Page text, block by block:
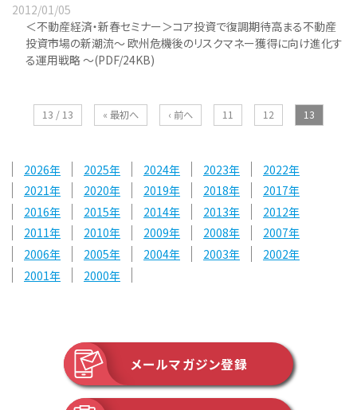
2012/01/05
＜不動産経済・新春セミナー＞コア投資で復調期待高まる不動産
投資市場の新潮流～ 欧州危機後のリスクマネー獲得に向け進化す
る運用戦略 ～(PDF/24KB)
13 / 13 « 最初へ ‹ 前へ 11 12 13
2026 2025 2024 2023
2022
2021
2020 2019 2018
2017
2016
2015 2014 2013
2012
2011
2010 2009 2008
2007
2006
2005 2004 2003
2002
2001
2000
メールマガジン登録